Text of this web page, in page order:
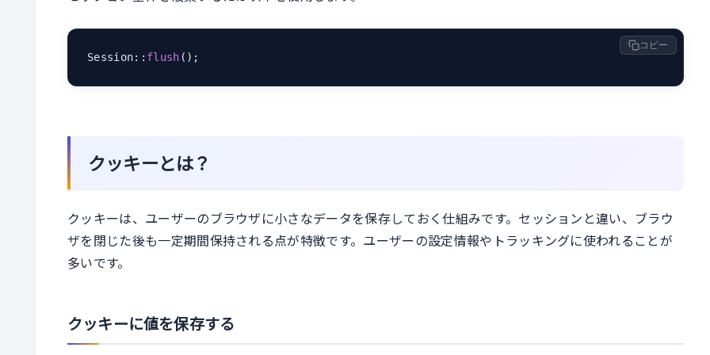
Session:: flush ();
コピー
クッキーとは？
クッキーは、ユーザーのブラウザに小さなデータを保存しておく仕組みです。セッションと違い、ブラウ
ザを閉じた後も一定期間保持される点が特徴です。ユーザーの設定情報やトラッキングに使われることが
多いです。
クッキーに値を保存する